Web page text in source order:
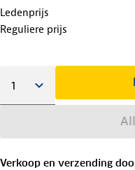
Ledenprijs
Reguliere prijs
Verkoop en verzending